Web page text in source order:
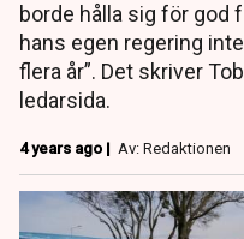
borde hålla sig för god
hans egen regering
flera år”. Det skriver
ledarsida.
4 years ago | Av: Redaktionen